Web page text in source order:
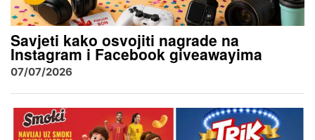
Savjeti kako osvojiti nagrade na
Instagram i Facebook giveawayima
07/07/2026